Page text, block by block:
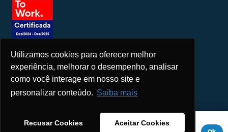
Utilizamos cookies para oferecer melhor
experiência, melhorar o desempenho, analisar
como você interage em nosso site e
personalizar conteúdo. Saiba mais
Recusar Cookies Aceitar Cookies
Seja um patrocinador
Este site usa cookies para melhorar sua experiência. Se você